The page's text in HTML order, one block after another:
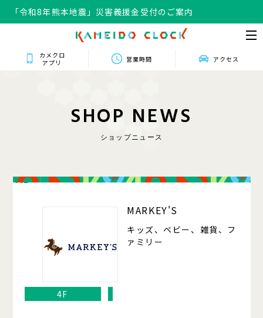
「令和8年熊本地震」災害義援金受付のご案内
カメクロ
アプリ
営業時間 アクセス
SHOP NEWS
ショップニュース
412
MARKEY'S
キッズ、ベビー、雑貨、フ
ァミリー
4F